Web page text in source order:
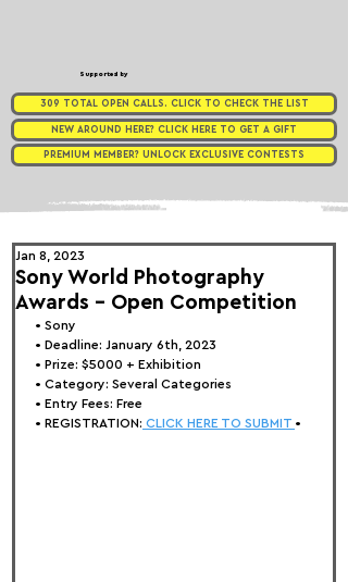
Supported by
309 TOTAL OPEN CALLS. CLICK TO CHECK THE LIST
NEW AROUND HERE? CLICK HERE TO GET A GIFT
PREMIUM MEMBER? UNLOCK EXCLUSIVE CONTESTS
Sony World Photography
Awards - Open Competition
Jan 8, 2023
• Sony
• Deadline: January 6th, 2023
• Prize: $5000 + Exhibition
• Category: Several Categories
• Entry Fees: Free
• REGISTRATION: CLICK HERE TO SUBMIT •